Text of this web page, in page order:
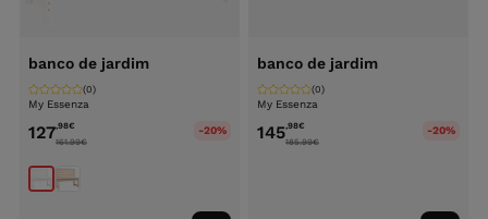
banco de jardim
My Essenza
(0)
127,98€
161.99€
-20%
banco de jardim
My Essenza
(0)
145,98€
185.99€
-20%